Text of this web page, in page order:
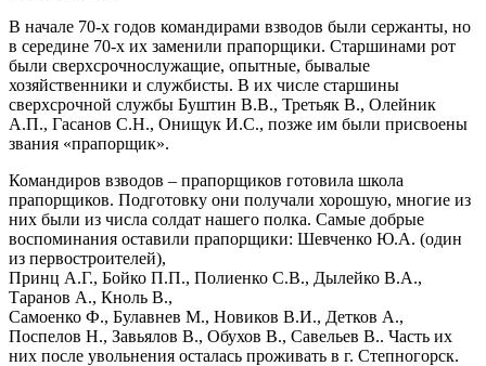
В начале 70-х годов командирами взводов были сержанты, но
в середине 70-х их заменили прапорщики. Старшинами рот
были сверхсрочнослужащие, опытные, бывалые
хозяйственники и службисты. В их числе старшины
сверхсрочной службы Буштин В.В., Третьяк В., Олейник
А.П., Гасанов С.Н., Онищук И.С., позже им были присвоены
звания «прапорщик».
Командиров взводов – прапорщиков готовила школа
прапорщиков. Подготовку они получали хорошую, многие из
них были из числа солдат нашего полка. Самые добрые
воспоминания оставили прапорщики: Шевченко Ю.А. (один
из первостроителей),
Принц А.Г., Бойко П.П., Полиенко С.В., Дылейко В.А.,
Таранов А., Кноль В.,
Самоенко Ф., Булавнев М., Новиков В.И., Детков А.,
Поспелов Н., Завьялов В., Обухов В., Савельев В.. Часть их
них после увольнения осталась проживать в г. Степногорск.